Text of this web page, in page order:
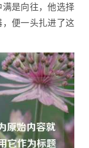
是向往，他选择
便一头扎进了这